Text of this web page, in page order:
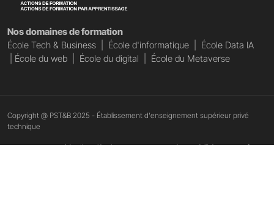
Nos domaines de formation
École Tech & Business
École d'informatique
École Data IA
École du web École du digital École du Metaverse
Copyright @ PST&B 2025 - Établissement d'enseignement supérieur privé
technique
Mentions légales Accessibilité : non conforme